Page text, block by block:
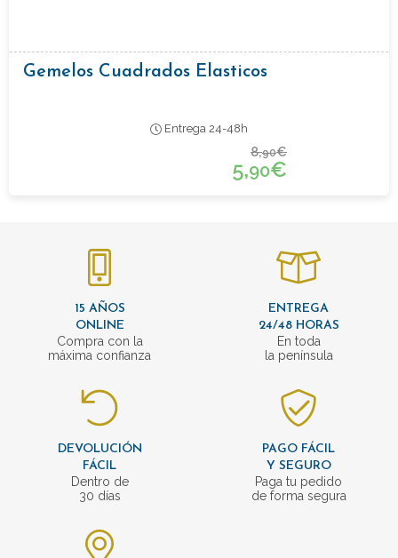
Gemelos Cuadrados Elasticos
Entrega 24-48h
8,90€
5,90€
15 AÑOS
ONLINE
Compra con la
máxima confianza
ENTREGA
24/48 HORAS
En toda
la península
DEVOLUCIÓN
FÁCIL
Dentro de
30 días
PAGO FÁCIL
Y SEGURO
Paga tu pedido
de forma segura